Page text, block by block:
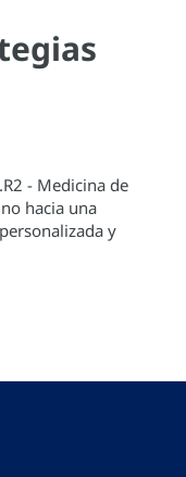
- Medicina de
hacia una
y